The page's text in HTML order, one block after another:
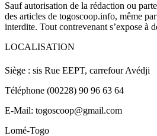
Sauf autorisation de la rédaction ou
des articles de togoscoop.info, même
interdite. Tout contrevenant s’expose à
LOCALISATION
Siège : sis Rue EEPT, carrefour Avédji
Téléphone (00228) 90 96 63 64
E-Mail: togoscoop@gmail.com
Lomé-Togo